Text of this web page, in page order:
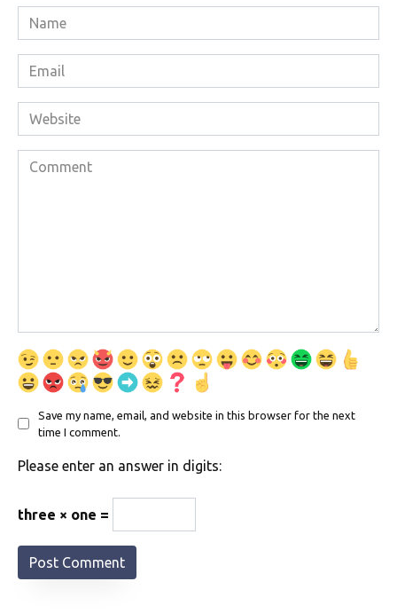
Name
*
Email
*
Website
Comment
Save my name, email, and website in this browser for the next
time I comment.
Please enter an answer in digits:
three × one =